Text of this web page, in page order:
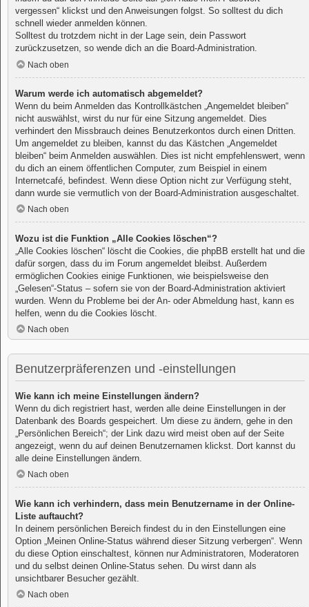
vergessen“ klickst und den Anweisungen folgst. So solltest du dich
schnell wieder anmelden können.
Solltest du trotzdem nicht in der Lage sein, dein Passwort
zurückzusetzen, so wende dich an die Board-Administration.
Nach oben
Warum werde ich automatisch abgemeldet?
Wenn du beim Anmelden das Kontrollkästchen „Angemeldet bleiben“
nicht auswählst, wirst du nur für eine Sitzung angemeldet. Dies
verhindert den Missbrauch deines Benutzerkontos durch einen Dritten.
Um angemeldet zu bleiben, kannst du das Kästchen „Angemeldet
bleiben“ beim Anmelden auswählen. Dies ist nicht empfehlenswert, wenn
du dich an einem öffentlichen Computer, zum Beispiel in einem
Internetcafé, befindest. Wenn diese Option nicht zur Verfügung steht,
dann wurde sie vermutlich von der Board-Administration ausgeschaltet.
Nach oben
Wozu ist die Funktion „Alle Cookies löschen“?
„Alle Cookies löschen“ löscht die Cookies, die phpBB erstellt hat und die
dafür sorgen, dass du im Forum angemeldet bleibst. Außerdem
ermöglichen Cookies einige Funktionen, wie beispielsweise den
„Gelesen“-Status – sofern sie von der Board-Administration aktiviert
wurden. Wenn du Probleme bei der An- oder Abmeldung hast, kann es
helfen, wenn du die Cookies löscht.
Nach oben
Benutzerpräferenzen und -einstellungen
Wie kann ich meine Einstellungen ändern?
Wenn du dich registriert hast, werden alle deine Einstellungen in der
Datenbank des Boards gespeichert. Um diese zu ändern, gehe in den
„Persönlichen Bereich“; der Link dazu wird meist oben auf der Seite
angezeigt, wenn du auf deinen Benutzernamen klickst. Dort kannst du
alle deine Einstellungen ändern.
Nach oben
Wie kann ich verhindern, dass mein Benutzername in der Online-
Liste auftaucht?
In deinem persönlichen Bereich findest du in den Einstellungen eine
Option „Meinen Online-Status während dieser Sitzung verbergen“. Wenn
du diese Option einschaltest, können nur Administratoren, Moderatoren
und du selbst deinen Online-Status sehen. Du wirst dann als
unsichtbarer Besucher gezählt.
Nach oben